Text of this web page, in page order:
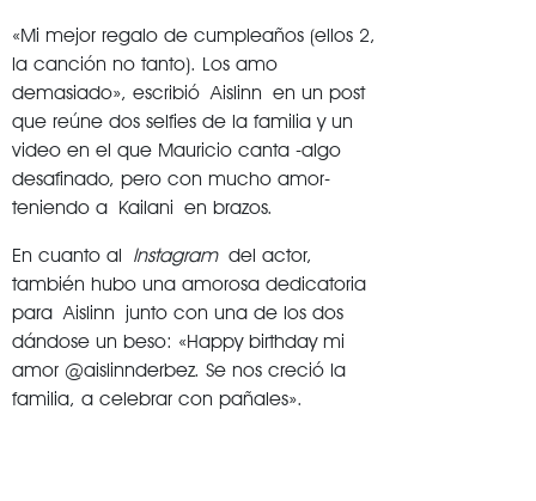
«Mi mejor regalo de cumpleaños (ellos 2,
la canción no tanto). Los amo
demasiado», escribió Aislinn en un post
que reúne dos selfies de la familia y un
video en el que Mauricio canta -algo
desafinado, pero con mucho amor-
teniendo a Kailani en brazos.
En cuanto al Instagramdel actor,
también hubo una amorosa dedicatoria
para Aislinn junto con una de los dos
dándose un beso: «Happy birthday mi
amor @aislinnderbez. Se nos creció la
familia, a celebrar con pañales».